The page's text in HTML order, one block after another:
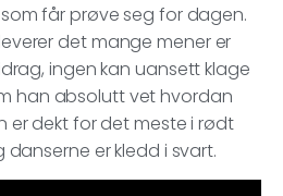
får prøve seg for dagen.
det mange mener er
ingen kan uansett klage
han absolutt vet hvordan
er dekt for det meste i rødt
danserne er kledd i svart.